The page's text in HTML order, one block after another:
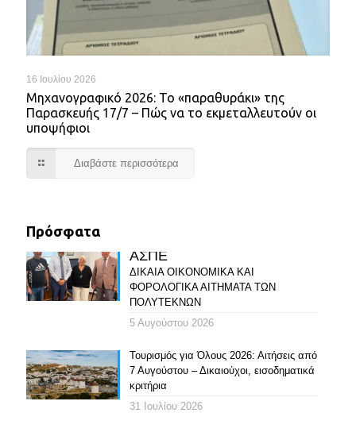
16 Ιουλίου 2026
Mηχανογραφικό 2026: Το «παραθυράκι» της
Παρασκευής 17/7 – Πώς να το εκμεταλλευτούν οι
υποψήφιοι
Διαβάστε περισσότερα
Πρόσφατα
ΑΣΠΕ
ΔΙΚΑΙΑ ΟΙΚΟΝΟΜΙΚΑ ΚΑΙ
ΦΟΡΟΛΟΓΙΚΑ ΑΙΤΗΜΑΤΑ ΤΩΝ
ΠΟΛΥΤΕΚΝΩΝ
5 Αυγούστου 2026
Τουρισμός για Όλους 2026: Αιτήσεις από
7 Αυγούστου – Δικαιούχοι, εισοδηματικά
κριτήρια
31 Ιουλίου 2026